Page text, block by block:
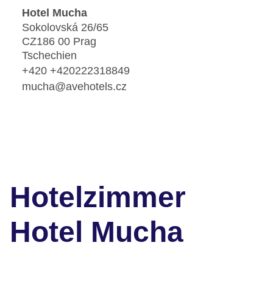
Hotel Mucha
Sokolovská 26/65
CZ186 00 Prag
Tschechien
+420 +420222318849
mucha@avehotels.cz
Hotelzimmer
Hotel Mucha